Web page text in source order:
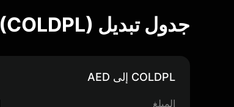
جدول تبديل ColdPL (COLDPL)
COLDPL إلى AED
المبلغ